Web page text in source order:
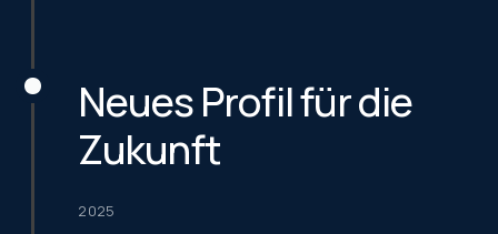
Neues Profil für die
Zukunft
2025